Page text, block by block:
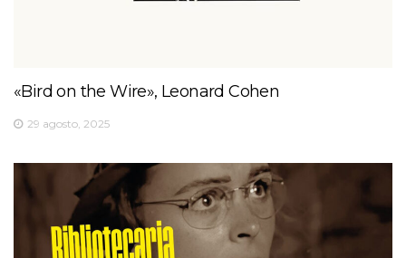
«Bird on the Wire», Leonard Cohen
29 agosto, 2025